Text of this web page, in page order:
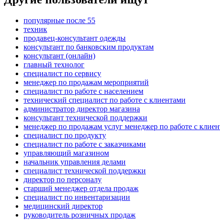
популярные после 55
техник
продавец-консультант одежды
консультант по банковским продуктам
консультант (онлайн)
главный технолог
специалист по сервису
менеджер по продажам мероприятий
специалист по работе с населением
технический специалист по работе с клиентами
администратор директор магазина
консультант технической поддержки
менеджер по продажам услуг менеджер по работе с
специалист по продукту
специалист по работе с заказчиками
управляющий магазином
начальник управления делами
специалист технической поддержки
директор по персоналу
старший менеджер отдела продаж
специалист по инвентаризации
медицинский директор
руководитель розничных продаж